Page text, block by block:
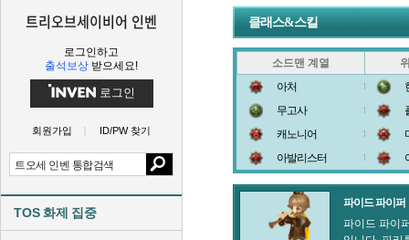
트리오브세이비어 인벤
로그인하고
출석보상 받으세요!
로그인
회원가입 ID/PW 찾기
TOS 화제 집중
클래스&스킬
소드맨 계열
아처
무고사
캐노니어
아발리스터
파이드 파이퍼
파이드 파이